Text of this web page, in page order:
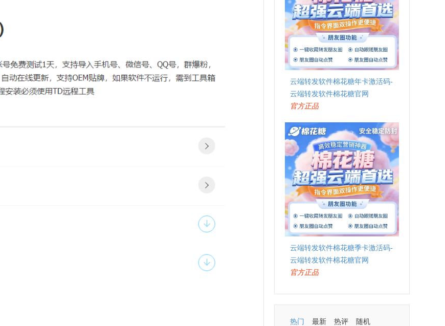
云端转发软件棉花糖年卡激活码-
云端转发软件棉花糖官网
官方正品
云端转发软件棉花糖季卡激活码-
云端转发软件棉花糖官网
官方正品
热门 最新 热评 随机